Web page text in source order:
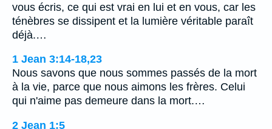
vous écris, ce qui est vrai en lui et en vous, car les
ténèbres se dissipent et la lumière véritable paraît
déjà.…
1 Jean 3:14-18,23
Nous savons que nous sommes passés de la mort
à la vie, parce que nous aimons les frères. Celui
qui n'aime pas demeure dans la mort.…
2 Jean 1:5